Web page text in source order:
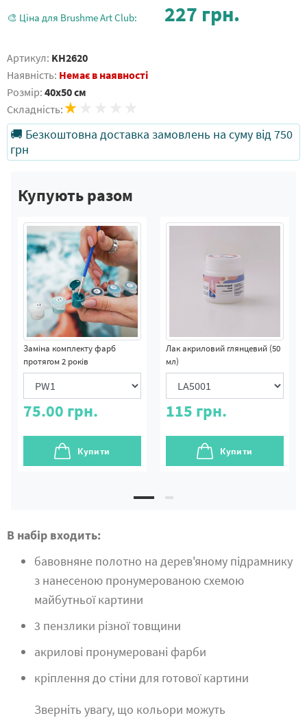
🎨 Ціна для Brushme Art Club: 227 грн.
Артикул: KH2620
Наявність: Немає в наявності
Розмір: 40x50 см
Складність:
🚚 Безкоштовна доставка замовлень на суму від 750
грн
Купують разом
Заміна комплекту фарб
протягом 2 років
75.00 грн.
Купити
Лак акриловий глянцевий (50
мл)
115 грн.
Купити
В набір входить:
бавовняне полотно на дерев'яному підрамнику
з нанесеною пронумерованою схемою
майбутньої картини
3 пензлики різної товщини
акрилові пронумеровані фарби
кріплення до стіни для готової картини
Зверніть увагу, що кольори можуть